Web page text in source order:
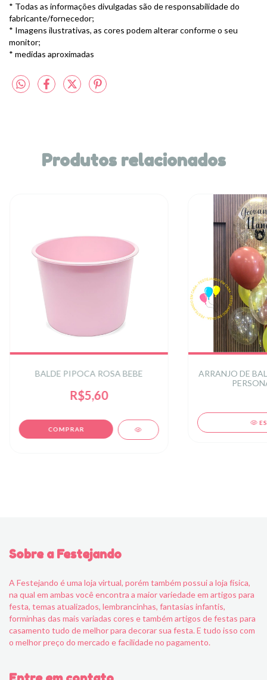
* Todas as informações divulgadas são de responsabilidade do
fabricante/fornecedor;
* Imagens ilustrativas, as cores podem alterar conforme o seu
monitor;
* medidas aproximadas
Produtos relacionados
BALDE PIPOCA ROSA BEBE
R$5,60
ARRANJO DE
Sobre a Festejando
A Festejando é uma loja virtual, porém também possui a loja física,
na qual em ambas você encontra a maior variedade em artigos para
festa, temas atualizados, lembrancinhas, fantasias infantis,
forminhas das mais variadas cores e também artigos de festas para
casamento tudo de melhor para decorar sua festa. E tudo isso com
o melhor preço do mercado e facilidade no pagamento.